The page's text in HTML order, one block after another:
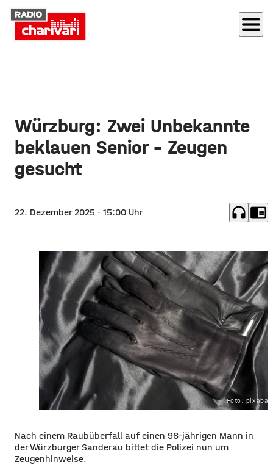
menu
Würzburg: Zwei Unbekannte
beklauen Senior – Zeugen
gesucht
22. Dezember 2025 · 15:00 Uhr headphones chrome_reader_mode
Foto:
Nach einem Raubüberfall auf einen 96-jährigen Mann in
der Würzburger Sanderau bittet die Polizei nun um
Zeugenhinweise.